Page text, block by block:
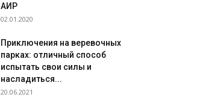
АИР
02.01.2020
Приключения на веревочных
парках: отличный способ
испытать свои силы и
насладиться...
20.06.2021